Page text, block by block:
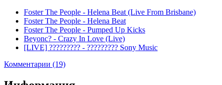
Foster The People - Helena Beat (Live From Brisbane)
Foster The People - Helena Beat
Foster The People - Pumped Up Kicks
Beyonc? - Crazy In Love (Live)
[LIVE] ????????? - ????????? Sony Music
Комментарии (19)